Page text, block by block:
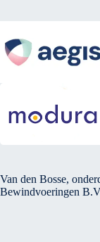
Van den Bosse,
Bewindvoeringen